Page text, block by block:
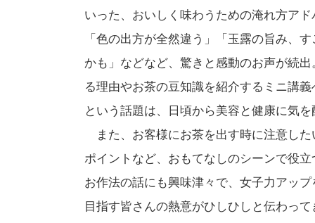
いった、おいしく味わうための淹れ方ア
「色の出方が全然違う」「玉露の旨み、
かも」などなど、驚きと感動のお声が続
る理由やお茶の豆知識を紹介するミニ講
という話題は、日頃から美容と健康に気
また、お客様にお茶を出す時に注意した
ポイントなど、おもてなしのシーンで役立
お作法の話にも興味津々で、女子力アップ
目指す皆さんの熱意がひしひしと伝わって